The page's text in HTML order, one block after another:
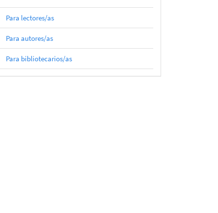
Para lectores/as
Para autores/as
Para bibliotecarios/as